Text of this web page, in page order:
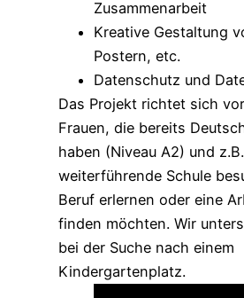
Zusammenarbeit
Kreative Gestaltung
Postern, etc.
Datenschutz und
Das Projekt richtet sich
Frauen, die bereits
haben (Niveau A2) und
weiterführende Schule
Beruf erlernen oder eine
finden möchten. Wir
bei der Suche nach einem
Kindergartenplatz.